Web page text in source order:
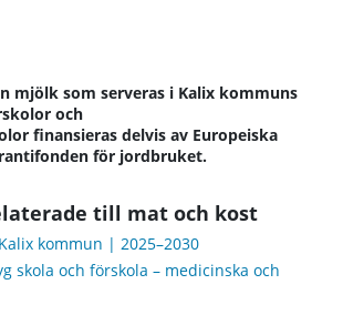
mjölk som serveras i Kalix kommuns
och
finansieras delvis av Europeiska
för jordbruket.
till mat och kost
kommun | 2025–2030
skola och förskola – medicinska och